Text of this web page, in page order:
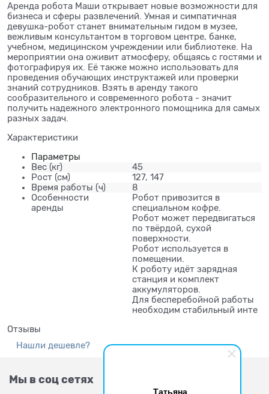
Татьяна
Аренда робота Маши открывает новые возможности для
бизнеса и сферы развлечений. Умная и симпатичная
девушка-робот станет внимательным гидом в музее,
вежливым консультантом в торговом центре, банке,
учебном, медицинском учреждении или библиотеке. На
мероприятии она оживит атмосферу, общаясь с гостями и
фотографируя их. Её также можно использовать для
проведения обучающих инструктажей или проверки
знаний сотрудников. Взять в аренду такого
сообразительного и современного робота - значит
получить надежного электронного помощника для самых
разных задач.
Характеристики
Параметры
Вес (кг)
45
Рост (см)
127, 147
Время работы (ч)
8
Особенности
аренды
Робот привозится в
специальном кофре.
Робот может передвигаться
по твёрдой, сухой
поверхности.
Робот используется в
помещении.
К роботу идёт зарядная
станция и комплект
аккумуляторов.
Для бесперебойной работы
необходим стабильный инте
Отзывы
Нашли дешевле?
Мы в соц сетях